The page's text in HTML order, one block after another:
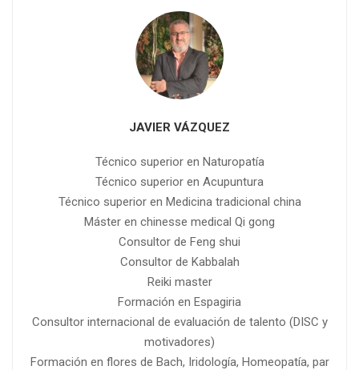
JAVIER VÁZQUEZ
Técnico superior en Naturopatía
Técnico superior en Acupuntura
Técnico superior en Medicina tradicional china
Máster en chinesse medical Qi gong
Consultor de Feng shui
Consultor de Kabbalah
Reiki master
Formación en Espagiria
Consultor internacional de evaluación de talento (DISC y
motivadores)
Formación en flores de Bach, Iridología, Homeopatía, par